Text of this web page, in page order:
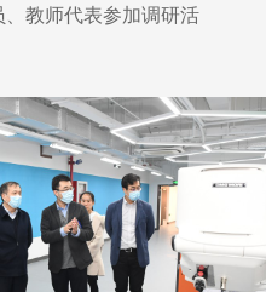
教师代表参加调研活